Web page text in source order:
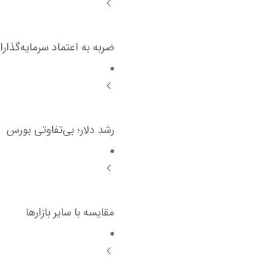
ضربه به اعتماد
رشد دلار؛ بی‌تفاوتی بورس
مقایسه با سایر بازارها